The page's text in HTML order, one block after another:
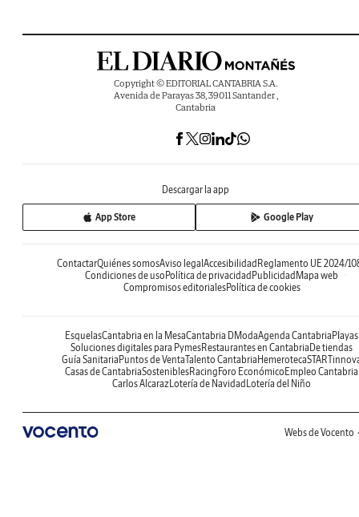
Copyright © EDITORIAL CANTABRIA S.A.
Avenida de Parayas 38, 39011 Santander ,
Cantabria
Descargar la app
App Store Google Play
ContactarQuiénes somosAviso legalAccesibilidadReglamento UE 2024/
Condiciones de usoPolítica de privacidadPublicidadMapa web
Compromisos editorialesPolítica de cookies
EsquelasCantabria en la MesaCantabria DModaAgenda CantabriaPlayas
Soluciones digitales para PymesRestaurantes en CantabriaDe tiendas
Guía SanitariaPuntos de VentaTalento CantabriaHemeroteca
Casas de CantabriaSosteniblesRacingForo EconómicoEmpleo Cantabria
Carlos AlcarazLotería de NavidadLotería del Niño
Webs de Vocento